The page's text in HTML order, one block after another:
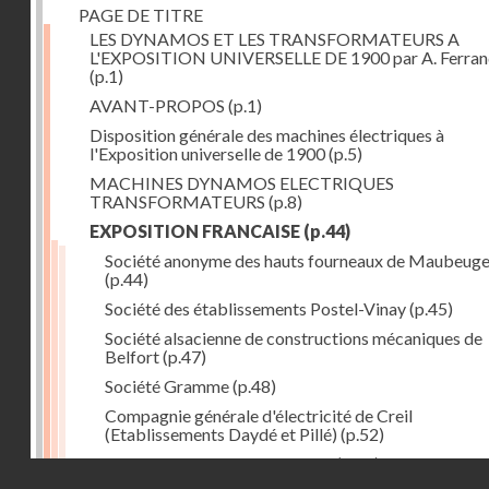
PAGE DE TITRE
LES DYNAMOS ET LES TRANSFORMATEURS A
L'EXPOSITION UNIVERSELLE DE 1900 par A.
(p.1)
AVANT-PROPOS (p.1)
Disposition générale des machines électriques à
l'Exposition universelle de 1900(p.5)
MACHINES DYNAMOS ELECTRIQUES
TRANSFORMATEURS (p.8)
EXPOSITION FRANCAISE (p.44)
Société anonyme des hauts fourneaux de Maubeuge
(p.44)
Société des établissements Postel-Vinay(p.45)
Société alsacienne de constructions mécaniques de
Belfort(p.47)
Société Gramme(p.48)
Compagnie générale d'électricité de Creil
(Etablissements Daydé et Pillé) (p.52)
Compagnie générale de Nancy(p.52)